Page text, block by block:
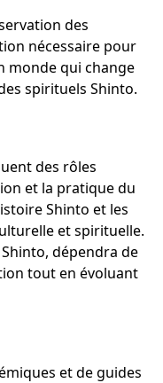
des
nécessaire pour
monde qui change
spirituels Shinto.
des rôles
et la pratique du
Shinto et les
et spirituelle.
dépendra de
tout en évoluant
et de guides